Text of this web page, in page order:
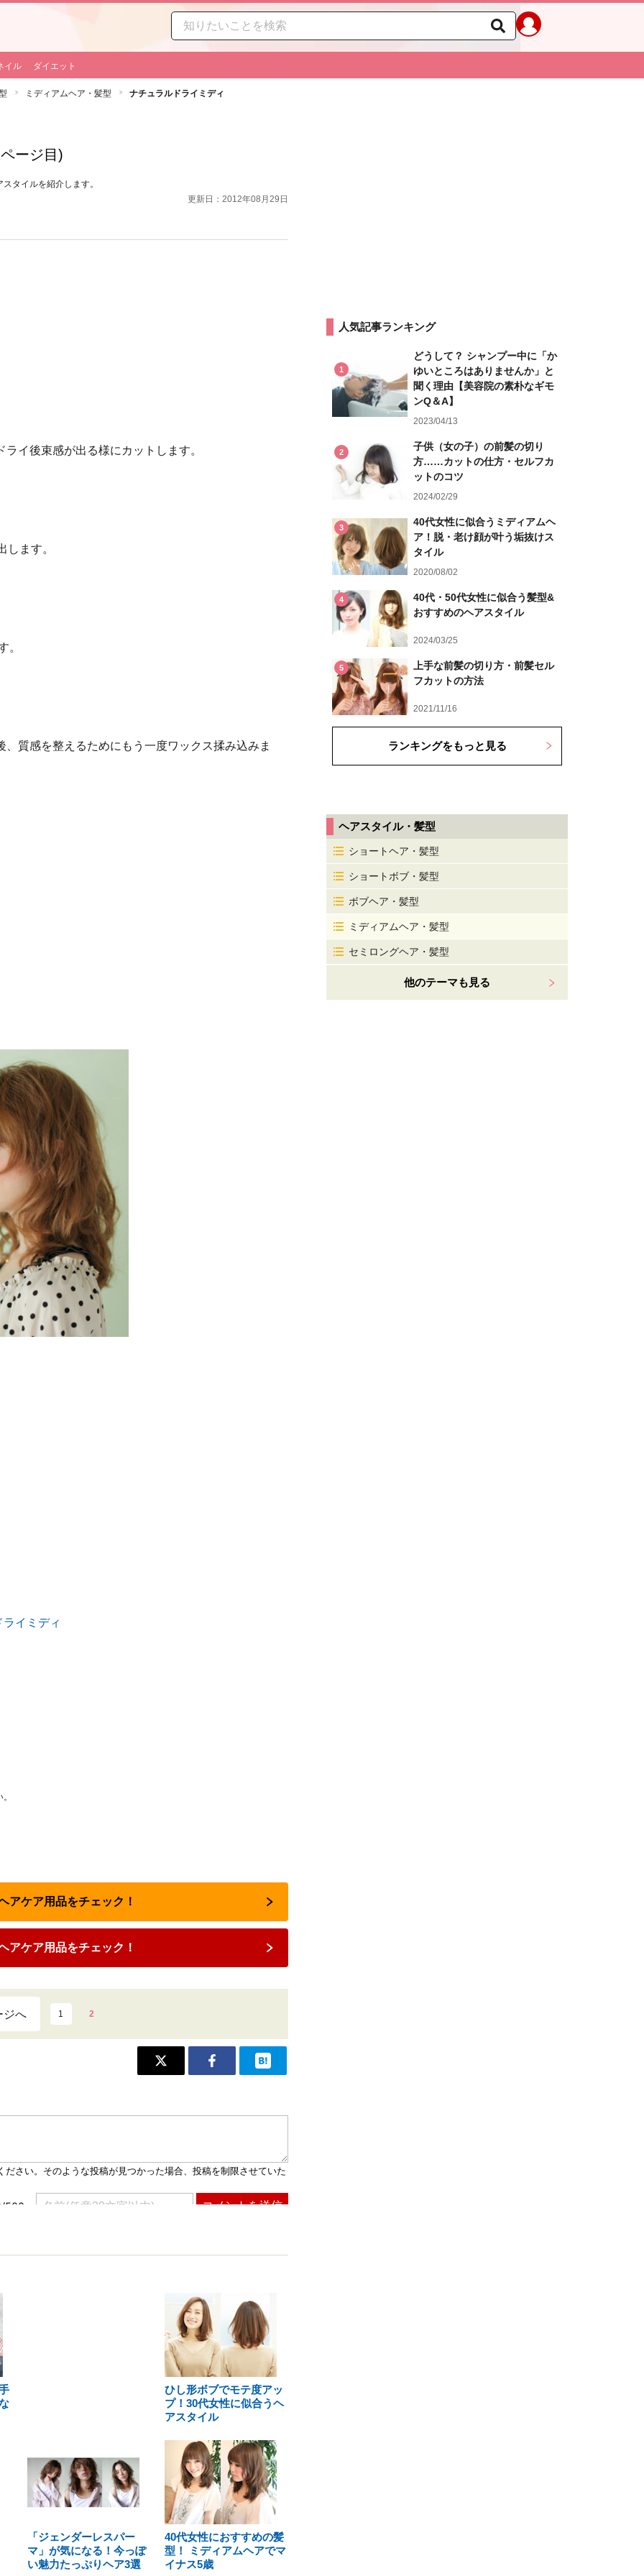
イル ダイエット
ミディアムヘア・髪型 ナチュラルドライミディ
ージ目)
タイルを紹介します。
更新日：2012年08月29日
イ後束感が出る様にカットします。
ます。
。
質感を整えるためにもう一度ワックス揉み込みま
アケア用品をチェック！
アケア用品をチェック！
ジへ 1 2
ひし形ボブでモテ度アッ
プ！30代女性に似合うヘ
アスタイル
「ジェンダーレスパー
マ」が気になる！今っぽ
い魅力たっぷりヘア3選
40代女性におすすめの髪
型！ ミディアムヘアでマ
イナス5歳
人気記事ランキング
1
どうして？ シャンプー中に「か
ゆいところはありませんか」と
聞く理由【美容院の素朴なギモ
ンQ＆A】
2023/04/13
2
子供（女の子）の前髪の切り
方……カットの仕方・セルフカ
ットのコツ
2024/02/29
3
40代女性に似合うミディアムヘ
ア！脱・老け顔が叶う垢抜けス
タイル
2020/08/02
4
40代・50代女性に似合う髪型&
おすすめのヘアスタイル
2024/03/25
5
上手な前髪の切り方・前髪セル
フカットの方法
2021/11/16
ランキングをもっと見る
ヘアスタイル・髪型
ショートヘア・髪型
ショートボブ・髪型
ボブヘア・髪型
ミディアムヘア・髪型
セミロングヘア・髪型
他のテーマも見る